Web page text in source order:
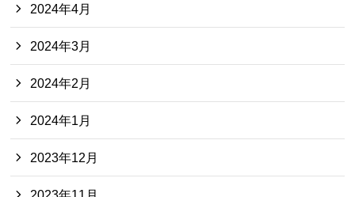
2024年4月
2024年3月
2024年2月
2024年1月
2023年12月